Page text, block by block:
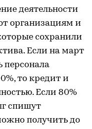
деятельности
организациям и
сохранили
Если на март
персонала
то кредит и
Если 80%
спишут
получить до